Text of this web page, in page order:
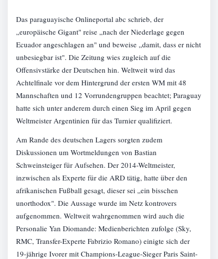
Das paraguayische Onlineportal abc schrieb, der
„europäische Gigant" reise „nach der Niederlage gegen
Ecuador angeschlagen an" und beweise „damit, dass er nicht
unbesiegbar ist". Die Zeitung wies zugleich auf die
Offensivstärke der Deutschen hin. Weltweit wird das
Achtelfinale vor dem Hintergrund der ersten WM mit 48
Mannschaften und 12 Vorrundengruppen beachtet; Paraguay
hatte sich unter anderem durch einen Sieg im April gegen
Weltmeister Argentinien für das Turnier qualifiziert.
Am Rande des deutschen Lagers sorgten zudem
Diskussionen um Wortmeldungen von Bastian
Schweinsteiger für Aufsehen. Der 2014-Weltmeister,
inzwischen als Experte für die ARD tätig, hatte über den
afrikanischen Fußball gesagt, dieser sei „ein bisschen
unorthodox". Die Aussage wurde im Netz kontrovers
aufgenommen. Weltweit wahrgenommen wird auch die
Personalie Yan Diomande: Medienberichten zufolge (Sky,
RMC, Transfer-Experte Fabrizio Romano) einigte sich der
19-jährige Ivorer mit Champions-League-Sieger Paris Saint-